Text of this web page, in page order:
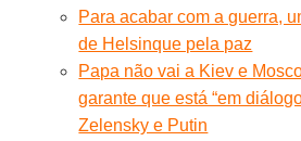
Para acabar com a guerra,
de Helsinque pela paz
Papa não vai a Kiev e
garante que está “em
Zelensky e Putin